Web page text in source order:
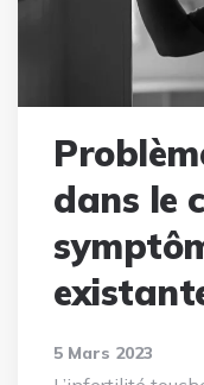
dans le
5 Mars 2023